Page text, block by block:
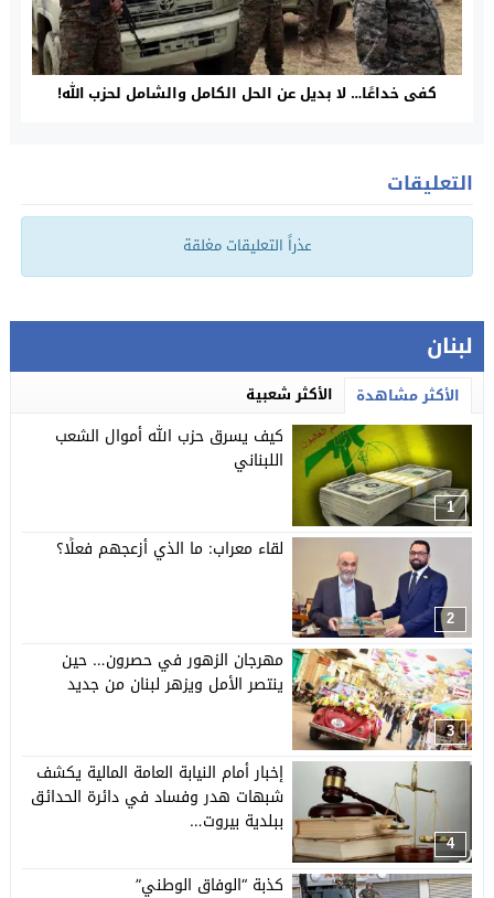
كفى خداعًا… لا بديل عن الحل الكامل والشامل لحزب الله!
التعليقات
عذراً التعليقات مغلقة
لبنان
الأكثر مشاهدة الأكثر شعبية
1
كيف يسرق حزب الله أموال الشعب
اللبناني
2
لقاء معراب: ما الذي أزعجهم فعلًا؟
3
مهرجان الزهور في حصرون… حين
ينتصر الأمل ويزهر لبنان من جديد
4
إخبار أمام النيابة العامة المالية يكشف
شبهات هدر وفساد في دائرة الحدائق
ببلدية بيروت…
كذبة “الوفاق الوطني”